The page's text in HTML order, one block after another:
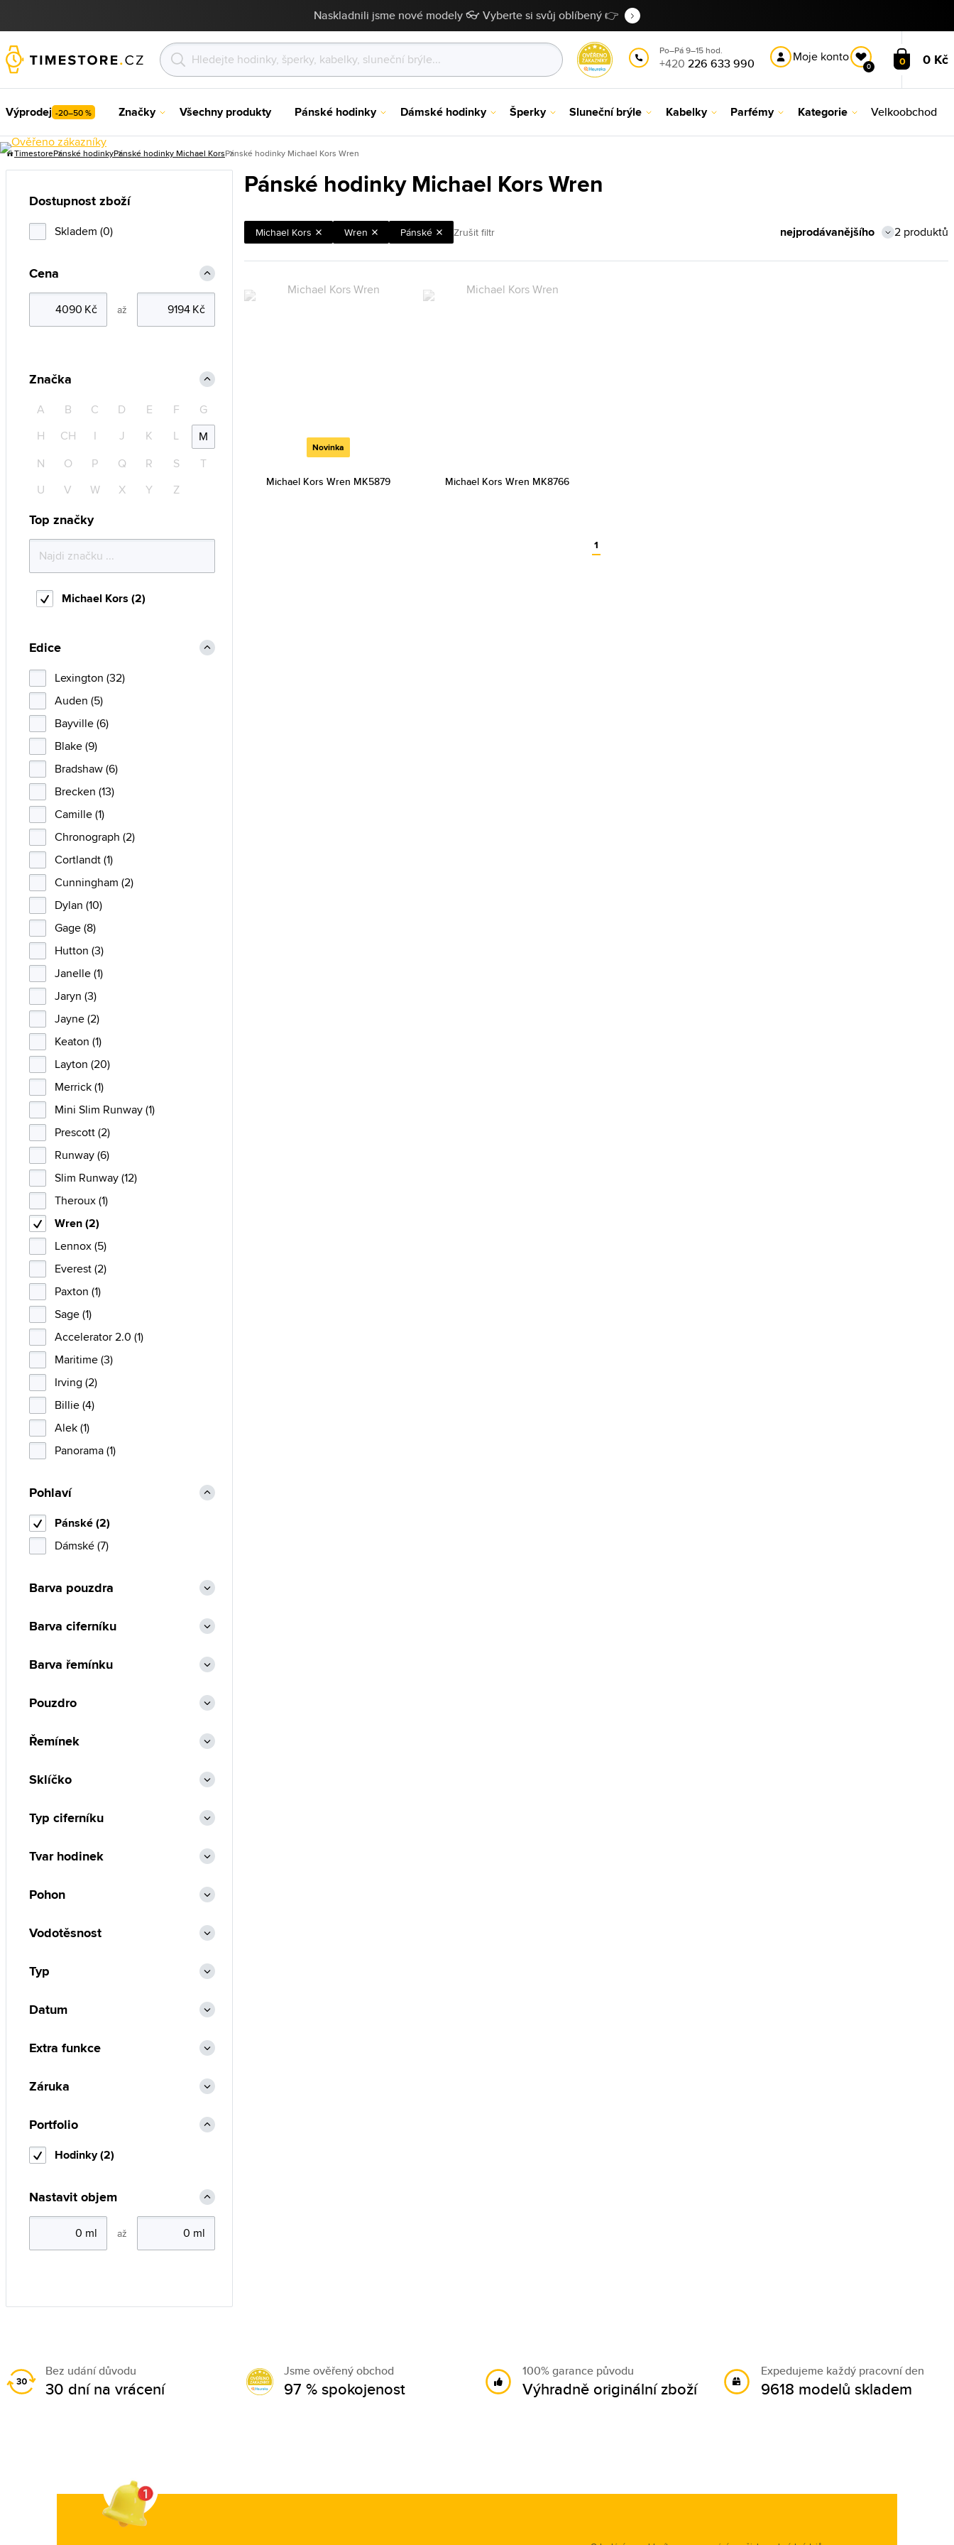
Naskladnili jsme nové modely 👓 Vyberte si svůj oblíbený 👉
Po–Pá 9–15 hod.
+420 226 633 990 Moje konto
0 0 0 Kč
Výprodej -20–50 % Značky Všechny produkty Pánské hodinky Dámské hodinky Šperky Sluneční brýle Kabelky Parfémy Kategorie Velkoobchod
TimestorePánské hodinkyPánské hodinky Michael KorsPánské hodinky Michael Kors Wren
Pánské hodinky Michael Kors Wren
Michael Kors Wren Pánské Zrušit filtr 2 produktů
Novinka
Michael Kors Wren MK5879 Michael Kors Wren MK8766
1
Dostupnost zboží
Skladem (0)
Cena
až
Značka
A B C D E F
G
H
CH I J K L
M
N
O P Q R S
T
U
V W X Y Z
Top značky
Michael Kors (2)
Edice
Lexington (32)
Auden (5)
Bayville (6)
Blake (9)
Bradshaw (6)
Brecken (13)
Camille (1)
Chronograph (2)
Cortlandt (1)
Cunningham (2)
Dylan (10)
Gage (8)
Hutton (3)
Janelle (1)
Jaryn (3)
Jayne (2)
Keaton (1)
Layton (20)
Merrick (1)
Mini Slim Runway (1)
Prescott (2)
Runway (6)
Slim Runway (12)
Theroux (1)
Wren (2)
Lennox (5)
Everest (2)
Paxton (1)
Sage (1)
Accelerator 2.0 (1)
Maritime (3)
Irving (2)
Billie (4)
Alek (1)
Panorama (1)
Pohlaví
Pánské (2)
Dámské (7)
Barva pouzdra
Barva ciferníku
Barva řemínku
Pouzdro
Řemínek
Sklíčko
Typ ciferníku
Tvar hodinek
Pohon
Vodotěsnost
Typ
Datum
Extra funkce
Záruka
Portfolio
Hodinky (2)
Nastavit objem
až
Bez udání důvodu
30 dní na vrácení
Jsme ověřený obchod
97 % spokojenost
100% garance původu
Výhradně originální zboží
Expedujeme každý pracovní den
9618 modelů skladem